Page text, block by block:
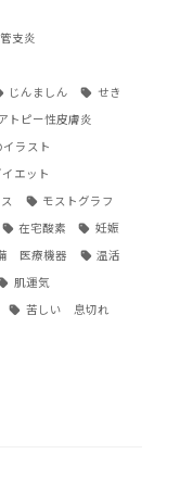
支炎
じんましん せき
トピー性皮膚炎
ラスト
イエット
モストグラフ
在宅酸素 妊娠
医療機器 温活
肌運気
苦しい 息切れ